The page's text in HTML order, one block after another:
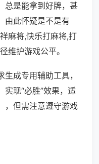
总是能拿到好牌，甚
由此怀疑是不是有
麻将,快乐打麻将,打
维护游戏公平。
成专用辅助工具，
现“必胜”效果，适
，但需注意遵守游戏